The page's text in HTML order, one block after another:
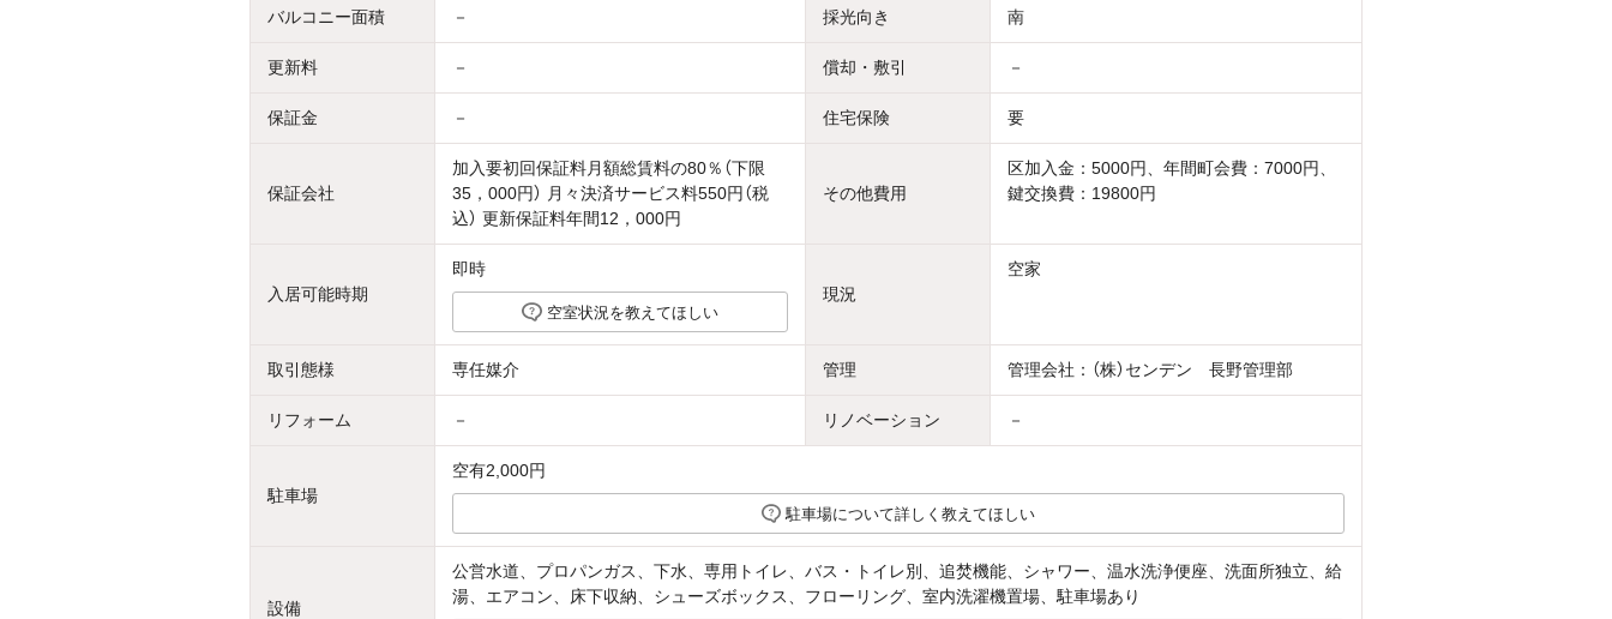
バルコニー面積 － 採光向き 南
更新料 － 償却・敷引 －
保証金 － 住宅保険 要
保証会社
加入要初回保証料月額総賃料の80％（下限
35，000円） 月々決済サービス料550円（税
込） 更新保証料年間12，000円
その他費用
区加入金：5000円、年間町会費：7000円、
鍵交換費：19800円
入居可能時期
即時
空室状況を教えてほしい
現況
空家
取引態様 専任媒介 管理 管理会社：（株）センデン 長野管理部
リフォーム － リノベーション －
駐車場
空有2,000円
駐車場について詳しく教えてほしい
設備
公営水道、プロパンガス、下水、専用トイレ、バス・トイレ別、追焚機能、シャワー、温水洗浄便座、洗面所独立、給
湯、エアコン、床下収納、シューズボックス、フローリング、室内洗濯機置場、駐車場あり